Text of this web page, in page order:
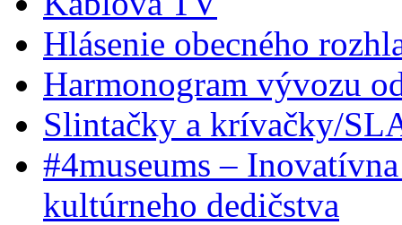
Hlásenie obecného
Harmonogram vývozu
Slintačky a krívačky/
#4museums –
kultúrneho dedičstva